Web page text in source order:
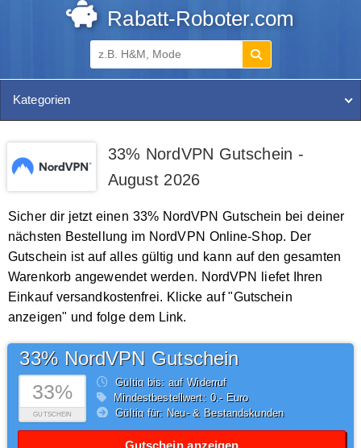
Rabatt-Roboter.com
Kategorien
33% NordVPN Gutschein -
August 2026
Sicher dir jetzt einen 33% NordVPN Gutschein bei deiner
nächsten Bestellung im NordVPN Online-Shop. Der
Gutschein ist auf alles gültig und kann auf den gesamten
Warenkorb angewendet werden. NordVPN liefet Ihren
Einkauf versandkostenfrei. Klicke auf "Gutschein
anzeigen" und folge dem Link.
33%
GUTSCHEIN
33% NordVPN Gutschein
Gültig bis: auf Widerruf
Mindestbestellwert: 0,- Euro
Gültig für: Neu- & Bestandskunden
Gutschein anzeigen